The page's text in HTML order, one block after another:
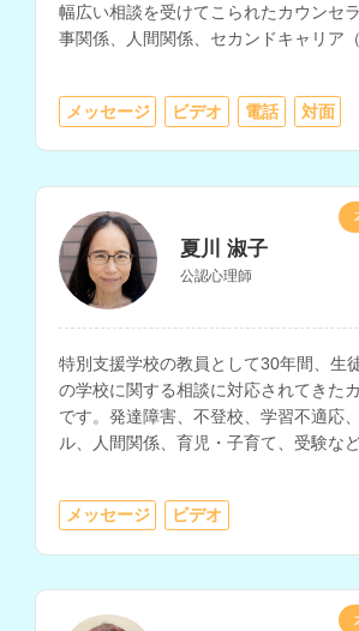
幅広い相談を受けてこられたカウンセ
事関係、人間関係、セカンドキャリア
メッセージ ビデオ 電話 対面
夏川 淑子
公認心理師
特別支援学校の教員として30年間、生
の学校に関する相談に対応されてきた
です。発達障害、不登校、学習不適応
ル、人間関係、育児・子育て、受験な
メッセージ ビデオ